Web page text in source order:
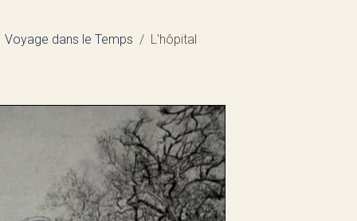
Voyage dans le Temps L'hôpital